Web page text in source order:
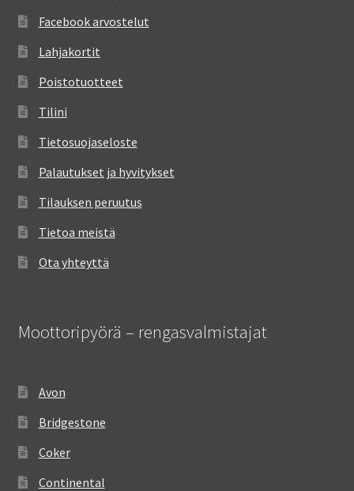
Facebook arvostelut
Lahjakortit
Poistotuotteet
Tilini
Tietosuojaseloste
Palautukset ja hyvitykset
Tilauksen peruutus
Tietoa meistä
Ota yhteyttä
Moottoripyörä – rengasvalmistajat
Avon
Bridgestone
Coker
Continental